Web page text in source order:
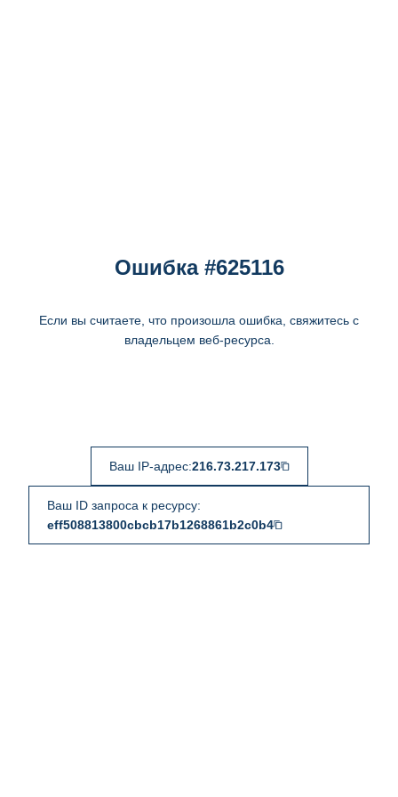
Ошибка #625116
Если вы считаете, что произошла ошибка, свяжитесь с
владельцем веб-ресурса.
Ваш IP-адрес:216.73.217.173
Ваш ID запроса к ресурсу:
eff508813800cbcb17b1268861b2c0b4